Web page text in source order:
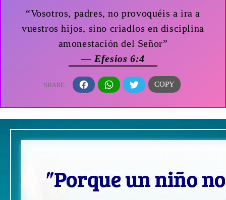
“Vosotros, padres, no provoquéis a ira a
vuestros hijos, sino criadlos en disciplina
amonestación del Señor”
— Efesios 6:4